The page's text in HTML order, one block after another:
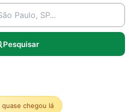
Pesquisar
quase chegou lá